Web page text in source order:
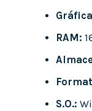
RAM:
S.O.: